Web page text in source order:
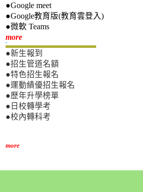
●Google meet
●Google教育版(教育雲登入)
●微軟 Teams
more新生專區
●新生報到
●招生管道名額
●特色招生報名
●運動績優招生報名
●歷年升學榜單
●日校轉學考
●校內轉科考
more